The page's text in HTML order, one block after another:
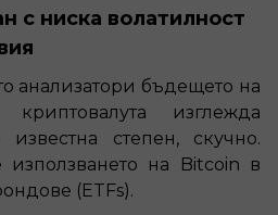
с ниска волатилност
анализатори бъдещето на
изглежда
степен, скучно.
използването на Bitcoin в
(ETFs).